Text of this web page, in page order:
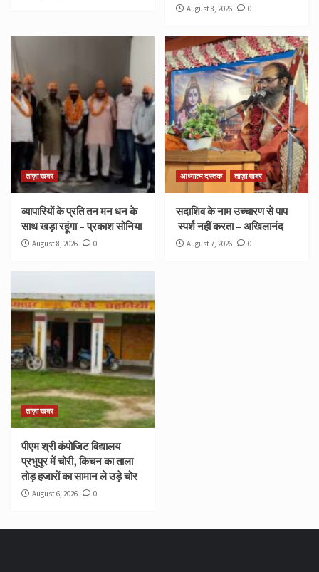
August 8, 2026 0
ताज़ा खबर
व्यापारियों के प्रति तन मन धन के
साथ खड़ा रहूंगा – प्रकाश सोनिया
August 8, 2026 0
आध्यात्म दस्तक ताज़ा खबर
सदाशिव के नाम उच्चारण से पाप
स्पर्श नहीं करता – अखिलानंद
August 7, 2026 0
ताज़ा खबर
पीएम श्री कंपोजिट विद्यालय
प्रभुपुर में चोरी, किचन का ताला
तोड़ हजारों का सामान ले उड़े चोर
August 6, 2026 0